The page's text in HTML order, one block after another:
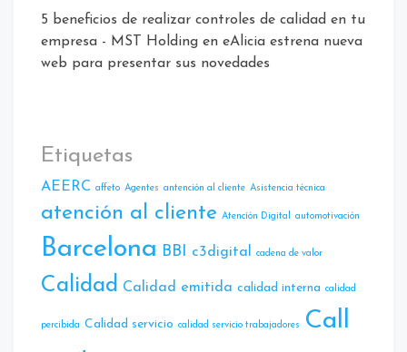
5 beneficios de realizar controles de calidad en tu
empresa - MST Holding en eAlicia estrena nueva
web para presentar sus novedades
Etiquetas
AEERC affeto Agentes antención al cliente Asistencia técnica
atención al cliente Atencíón Digital automotivación
Barcelona BBI c3digital cadena de valor
Calidad Calidad emitida calidad interna calidad
percibida Calidad servicio calidad servicio trabajadores
Call